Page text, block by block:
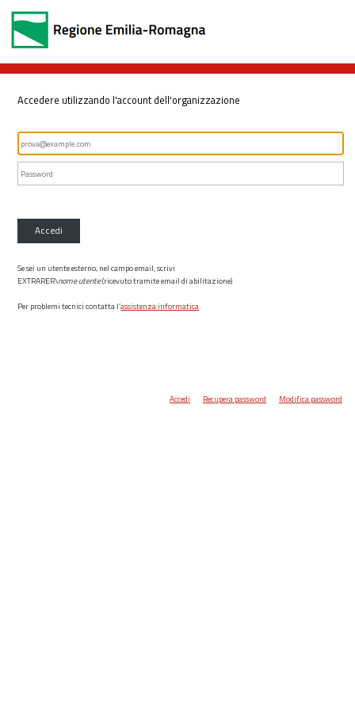
Accedere utilizzando l'account dell'organizzazione
Accedi
Se sei un utente esterno, nel campo email, scrivi
EXTRARER\nome utente(ricevuto tramite email di abilitazione)
Per problemi tecnici contatta l’assistenza informatica.
Accedi Recupera password Modifica password